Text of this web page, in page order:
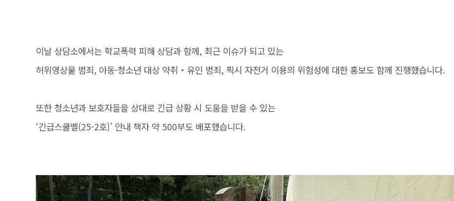
이날 상담소에서는 학교폭력 피해 상담과 함께, 최근 이슈가 되고 있는
허위영상물 범죄, 아동·청소년 대상 약취‧유인 범죄, 픽시 자전거 이용의 위험성에 대한 홍보도 함께 진행했습니다.
또한 청소년과 보호자들을 상대로 긴급 상황 시 도움을 받을 수 있는
‘긴급스쿨벨(25-2호)’ 안내 책자 약 500부도 배포했습니다.